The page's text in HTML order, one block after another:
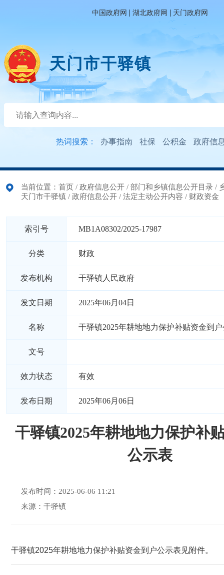
中国政府网 | 湖北政府网 | 天门政府网
天门市干驿镇
热词搜索： 办事指南 社保 公积金 政府信
当前位置： 首页 / 政府信息公开 / 部门和乡镇信息公开目录 /
天门市干驿镇 / 政府信息公开 / 法定主动公开内容 / 财政资金
索引号 MB1A08302/2025-17987
分类 财政
发布机构 干驿镇人民政府
发文日期 2025年06月04日
名称 干驿镇2025年耕地地力保护补贴资金到
文号
效力状态 有效
发布日期 2025年06月06日
干驿镇2025年耕地地力保护补
公示表
发布时间：2025-06-06 11:21
来源：干驿镇
干驿镇2025年耕地地力保护补贴资金到户公示表见附件。